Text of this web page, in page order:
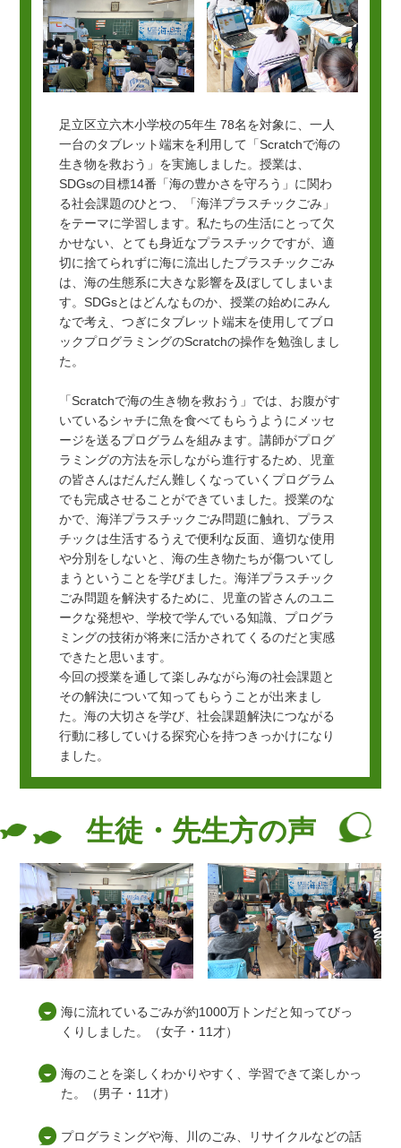
足立区立六木小学校の5年生 78名を対象に、一人
一台のタブレット端末を利用して「Scratchで海の
生き物を救おう」を実施しました。授業は、
SDGsの目標14番「海の豊かさを守ろう」に関わ
る社会課題のひとつ、「海洋プラスチックごみ」
をテーマに学習します。私たちの生活にとって欠
かせない、とても身近なプラスチックですが、適
切に捨てられずに海に流出したプラスチックごみ
は、海の生態系に大きな影響を及ぼしてしまいま
す。SDGsとはどんなものか、授業の始めにみん
なで考え、つぎにタブレット端末を使用してブロ
ックプログラミングのScratchの操作を勉強しまし
た。
「Scratchで海の生き物を救おう」では、お腹がす
いているシャチに魚を食べてもらうようにメッセ
ージを送るプログラムを組みます。講師がプログ
ラミングの方法を示しながら進行するため、児童
の皆さんはだんだん難しくなっていくプログラム
でも完成させることができていました。授業のな
かで、海洋プラスチックごみ問題に触れ、プラス
チックは生活するうえで便利な反面、適切な使用
や分別をしないと、海の生き物たちが傷ついてし
まうということを学びました。海洋プラスチック
ごみ問題を解決するために、児童の皆さんのユニ
ークな発想や、学校で学んでいる知識、プログラ
ミングの技術が将来に活かされてくるのだと実感
できたと思います。
今回の授業を通して楽しみながら海の社会課題と
その解決について知ってもらうことが出来まし
た。海の大切さを学び、社会課題解決につながる
行動に移していける探究心を持つきっかけになり
ました。
生徒・先生方の声
海に流れているごみが約1000万トンだと知ってびっ
くりしました。（女子・11才）
海のことを楽しくわかりやすく、学習できて楽しかっ
た。（男子・11才）
プログラミングや海、川のごみ、リサイクルなどの話